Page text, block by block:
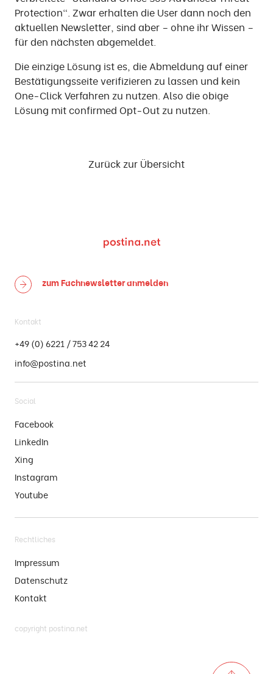
Protection". Zwar erhalten die User dann noch den
aktuellen Newsletter, sind aber – ohne ihr Wissen –
für den nächsten abgemeldet.
Die einzige Lösung ist es, die Abmeldung auf einer
Bestätigungsseite verifizieren zu lassen und kein
One-Click Verfahren zu nutzen. Also die obige
Lösung mit confirmed Opt-Out zu nutzen.
Zurück zur Übersicht
zum Fachnewsletteranmelden
Kontakt
+49 (0) 6221 / 753 42 24
info@postina.net
Social
Facebook
LinkedIn
Xing
Instagram
Youtube
Rechtliches
Impressum
Datenschutz
Kontakt
copyright postina.net